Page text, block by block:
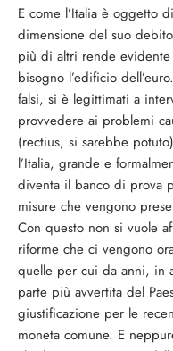
E come l’Italia è oggetto
dimensione del suo
più di altri rende
bisogno l’edificio
falsi, si è legittimati a
provvedere ai problemi
(rectius, si sarebbe
l’Italia, grande e
diventa il banco di prova
misure che vengono
Con questo non si vuole
riforme che ci vengono
quelle per cui da anni, in
parte più avvertita del
giustificazione per le
moneta comune. E